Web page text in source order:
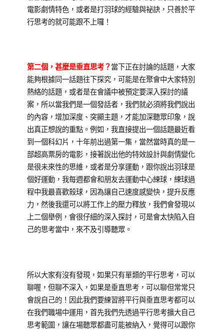
電影劇情特色，或者是打羽球的經驗與祕訣，只善於平
行思考的就可能跟不上囉！
第二個，甚麼是垂直思考？ 當下正在討論的話題，大家
能夠根據同一話題往下探究，可能是在聚會中大家特別
熱絡的話題，或者是在會議中被預定要深入探討的議
案，所以當我們是一個發話者，我們就必須將我們說出
的內容，增加深度、突顯主題，才能加深聽眾印象，說
出真正想說的重點。例如，我直接提出一個話題最近看
到一個科幻片，十年前出過第一集，當然當時真的是一
部超高票房的電影，接著說出他的特效設計與劇情變化
是很未來性的思維，或者是分享運動，跟你說出羽球是
個好運動，我每週都會和朋友去運動中心練球，練球過
程中我最喜歡殺球，因為讓自己速度感變快，提升反應
力，然後我還可以將工作上的壓力釋放，我們會發現以
上二個舉例，會很仔細的深入探討，可是會太快陷入自
己的思考當中，來不及引導聽眾。
所以大家有沒有發現，如果只有單類的平行思考，可以
聊喔，但聊不深入，如果是垂直思考，可以聊但常常只
會說自己的！因此我們要練習將平行與垂直思考都可以
在我們職場中運用，首先我們先透過平行思考擴大自己
思考範圍，讓在場聽眾都盡可能被納入，覺得可以跟你